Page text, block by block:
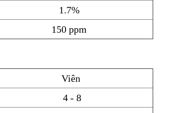
1.7%
150 ppm
Viên
4 - 8